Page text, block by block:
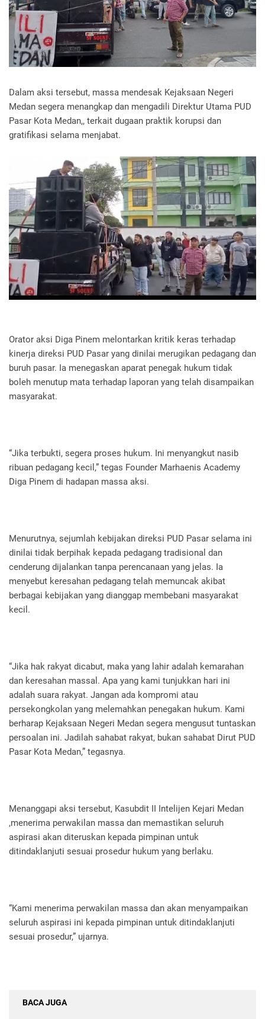
Dalam aksi tersebut, massa mendesak Kejaksaan Negeri
Medan segera menangkap dan mengadili Direktur Utama PUD
Pasar Kota Medan,, terkait dugaan praktik korupsi dan
gratifikasi selama menjabat.
Orator aksi Diga Pinem melontarkan kritik keras terhadap
kinerja direksi PUD Pasar yang dinilai merugikan pedagang dan
buruh pasar. Ia menegaskan aparat penegak hukum tidak
boleh menutup mata terhadap laporan yang telah disampaikan
masyarakat.
“Jika terbukti, segera proses hukum. Ini menyangkut nasib
ribuan pedagang kecil,” tegas Founder Marhaenis Academy
Diga Pinem di hadapan massa aksi.
Menurutnya, sejumlah kebijakan direksi PUD Pasar selama ini
dinilai tidak berpihak kepada pedagang tradisional dan
cenderung dijalankan tanpa perencanaan yang jelas. Ia
menyebut keresahan pedagang telah memuncak akibat
berbagai kebijakan yang dianggap membebani masyarakat
kecil.
“Jika hak rakyat dicabut, maka yang lahir adalah kemarahan
dan keresahan massal. Apa yang kami tunjukkan hari ini
adalah suara rakyat. Jangan ada kompromi atau
persekongkolan yang melemahkan penegakan hukum. Kami
berharap Kejaksaan Negeri Medan segera mengusut tuntaskan
persoalan ini. Jadilah sahabat rakyat, bukan sahabat Dirut PUD
Pasar Kota Medan,” tegasnya.
Menanggapi aksi tersebut, Kasubdit II Intelijen Kejari Medan
,menerima perwakilan massa dan memastikan seluruh
aspirasi akan diteruskan kepada pimpinan untuk
ditindaklanjuti sesuai prosedur hukum yang berlaku.
“Kami menerima perwakilan massa dan akan menyampaikan
seluruh aspirasi ini kepada pimpinan untuk ditindaklanjuti
sesuai prosedur,” ujarnya.
BACA JUGA